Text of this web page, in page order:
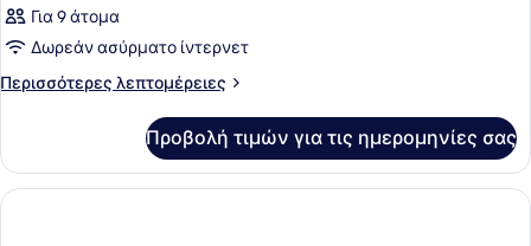
Για 9 άτομα
Δωρεάν ασύρματο ίντερνετ
Περισσότερες λεπτομέρειες
Περισσότερες
Προβολή τιμών για τις ημερομηνίες σας